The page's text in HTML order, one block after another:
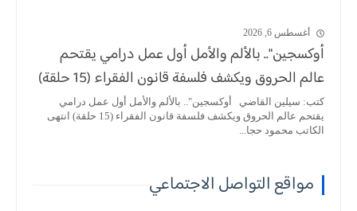
أغسطس 6, 2026
أوكسجين".. بالألم والأمل أول عمل درامي يقتحم
عالم الحروق ويكشف فلسفة قانون الفقراء (15 حلقة)
كتب: سيلين القاضي أوكسجين".. بالألم والأمل أول عمل درامي
يقتحم عالم الحروق ويكشف فلسفة قانون الفقراء (15 حلقة) انتهى
الكاتب محمود حجا...
مواقع التواصل الاجتماعي